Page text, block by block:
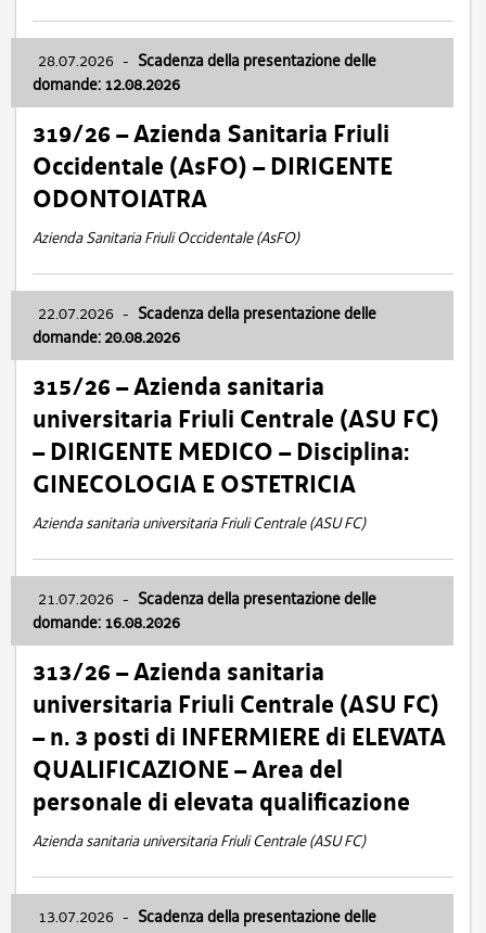
28.07.2026 - Scadenza della presentazione delle
domande: 12.08.2026
319/26 – Azienda Sanitaria Friuli
Occidentale (AsFO) – DIRIGENTE
ODONTOIATRA
Azienda Sanitaria Friuli Occidentale (AsFO)
22.07.2026 - Scadenza della presentazione delle
domande: 20.08.2026
315/26 – Azienda sanitaria
universitaria Friuli Centrale (ASU FC)
– DIRIGENTE MEDICO – Disciplina:
GINECOLOGIA E OSTETRICIA
Azienda sanitaria universitaria Friuli Centrale (ASU FC)
21.07.2026 - Scadenza della presentazione delle
domande: 16.08.2026
313/26 – Azienda sanitaria
universitaria Friuli Centrale (ASU FC)
– n. 3 posti di INFERMIERE di ELEVATA
QUALIFICAZIONE – Area del
personale di elevata qualificazione
Azienda sanitaria universitaria Friuli Centrale (ASU FC)
13.07.2026 - Scadenza della presentazione delle